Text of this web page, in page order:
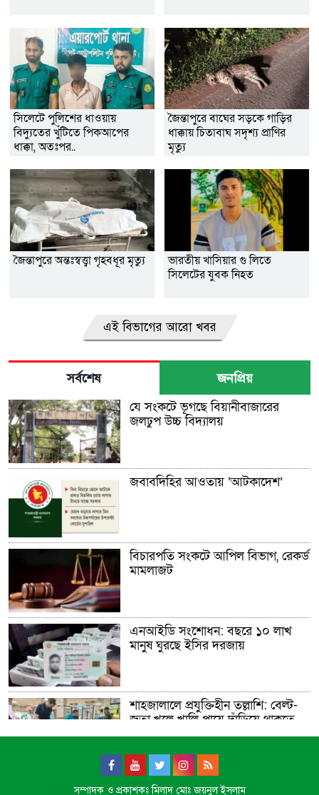
সিলেটে পুলিশের ধাওয়ায়
বিদ্যুতের খুঁটিতে পিকআপের
ধাক্কা, অতঃপর..
জৈন্তাপুরে বাঘের সড়কে গাড়ির
ধাক্কায় চিতাবাঘ সদৃশ্য প্রাণির
মৃত্যু
জৈন্তাপুরে অন্তঃস্বত্ত্বা গৃহবধূর মৃত্যু
ভারতীয় খাসিয়ার গু লিতে
সিলেটের যুবক নিহত
এই বিভাগের আরো খবর
সর্বশেষ জনপ্রিয়
যে সংকটে ভূগছে বিয়ানীবাজারের
জলঢুপ উচ্চ বিদ্যালয়
জবাবদিহির আওতায় ‘আটকাদেশ’
বিচারপতি সংকটে আপিল বিভাগ, রেকর্ড
মামলাজট
এনআইডি সংশোধন: বছরে ১০ লাখ
মানুষ ঘুরছে ইসির দরজায়
শাহজালালে প্রযুক্তিহীন তল্লাশি: বেল্ট-
জুতা খুলে খালি পায়ে দাঁড়িয়ে থাকতে
হয় যাত্রীদের
একের পর এক অনুষ্ঠানে হট্টগোল,
সম্পাদক ও প্রকাশকঃ মিলাদ মোঃ জয়নুল ইসলাম